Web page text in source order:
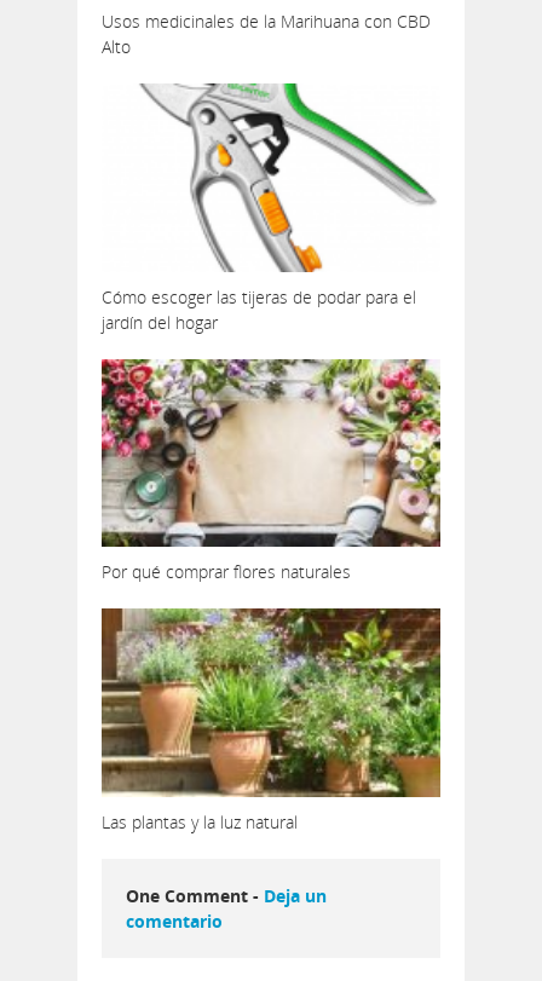
Usos medicinales de la Marihuana con CBD
Alto
Cómo escoger las tijeras de podar para el
jardín del hogar
Por qué comprar flores naturales
Las plantas y la luz natural
One Comment - Deja un
comentario